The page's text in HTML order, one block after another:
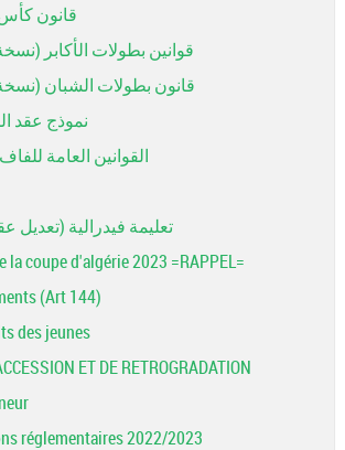
قانون كأس
قوانين بطولات الأكابر (نسخة
قانون بطولات الشبان (نسخة
نموذج عقد
القوانين العامة للفاف
تعليمة فيدرالية (تعديل
la coupe d'algérie 2023 =RAPPEL=
(Art 144)
des jeunes
ET DE RETROGRADATION
réglementaires 2022/2023